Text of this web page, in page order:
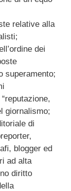
relative alla
dei
superamento;
giornalismo;
di
blogger ed
ad alta
diritto